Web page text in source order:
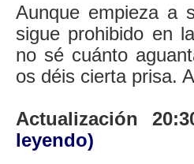
Aunque empieza a
sigue prohibido en
no sé cuánto
os déis cierta prisa.
Actualización
leyendo)